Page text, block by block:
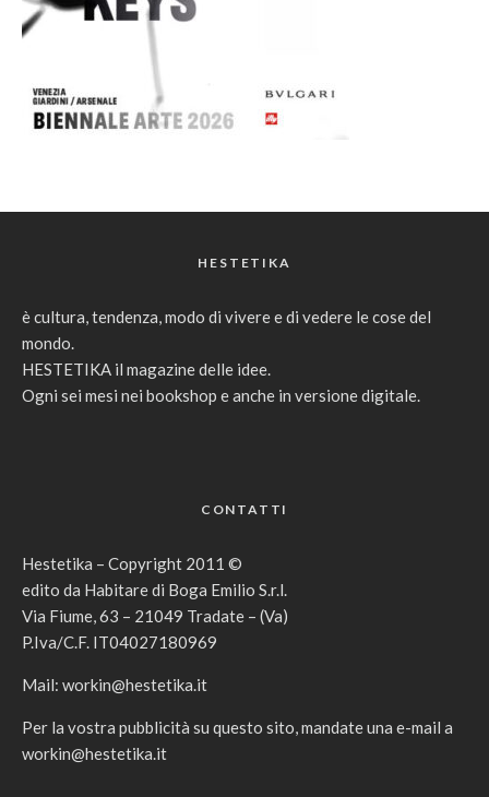
HESTETIKA
è cultura, tendenza, modo di vivere e di vedere le cose del
mondo.
HESTETIKA il magazine delle idee.
Ogni sei mesi nei bookshop e anche in versione digitale.
CONTATTI
Hestetika – Copyright 2011 ©
edito da Habitare di Boga Emilio S.r.l.
Via Fiume, 63 – 21049 Tradate – (Va)
P.Iva/C.F. IT04027180969
Mail: workin@hestetika.it
Per la vostra pubblicità su questo sito, mandate una e-mail a
workin@hestetika.it